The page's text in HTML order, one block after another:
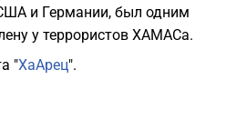
и Германии, был одним
у террористов ХАМАСа.
"ХаАрец".